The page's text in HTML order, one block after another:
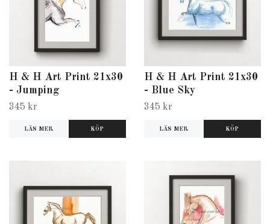
H & H Art Print 21x30
- Jumping
345 kr
LÄS MER
H & H Art Print 21x30
- Blue Sky
345 kr
LÄS MER